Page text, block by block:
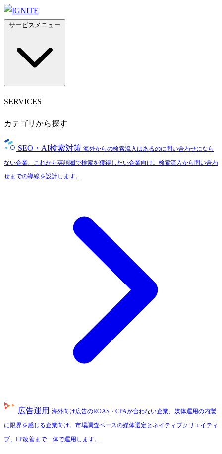
SERVICES
カテゴリから探す
SEO・AI検索対策 海外からの検索流入はあるのに問い合わせになら
ない企業、これから英語圏で検索を獲得したい企業向け。検索流入から問い合わ
せまでの導線を設計します。
広告運用 海外向け広告のROAS・CPAが合わない企業、媒体運用の内製
に限界を感じる企業向け。市場調査ベースの媒体選定とネイティブクリエイティ
ブ、LP改善まで一体で運用します。